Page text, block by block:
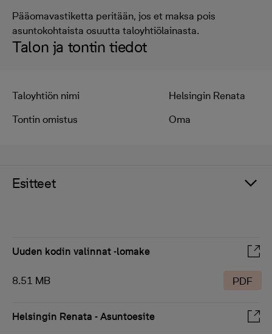
Pääomavastiketta peritään, jos et maksa pois
asuntokohtaista osuutta taloyhtiölainasta.
Talon ja tontin tiedot
Taloyhtiön nimi
Helsingin Renata
Tontin omistus
Oma
Esitteet
Uuden kodin valinnat -lomake
8.51 MB PDF
Helsingin Renata - Asuntoesite